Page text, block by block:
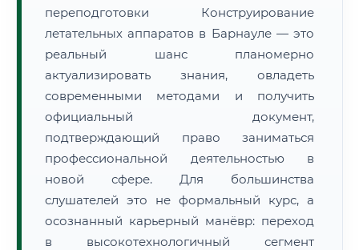
переподготовки Конструирование
летательных аппаратов в Барнауле — это
реальный шанс планомерно
актуализировать знания, овладеть
современными методами и получить
официальный документ,
подтверждающий право заниматься
профессиональной деятельностью в
новой сфере. Для большинства
слушателей это не формальный курс, а
осознанный карьерный манёвр: переход
в высокотехнологичный сегмент